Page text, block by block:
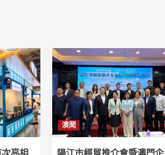
亮相
澳聞
陽江市經貿推介會暨澳門企